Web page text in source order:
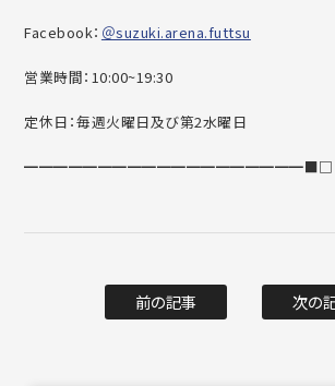
Facebook： ＠suzuki.arena.futtsu
営業時間：10:00~19:30
定休日：毎週火曜日及び第2水曜日
━━━━━━━━━━━━━━━━━━━■□
前の記事 次の